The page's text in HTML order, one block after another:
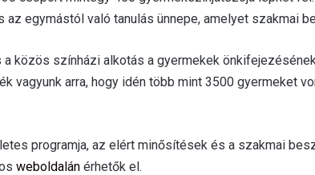
az egymástól való tanulás ünnepe, amelyet szakmai
a közös színházi alkotás a gyermekek
vagyunk arra, hogy idén több mint 3500 gyermeket
programja, az elért minősítések és a szakmai
weboldalán érhetők el.